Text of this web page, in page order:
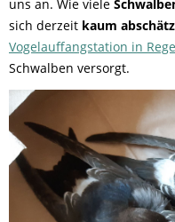
uns an. Wie viele
sich derzeit kaum
Vogelauffangstation in
Schwalben versorgt.